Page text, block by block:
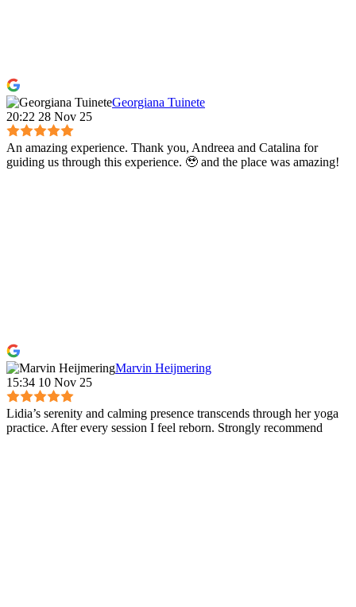
Georgiana Tuinete
20:22 28 Nov 25
An amazing experience. Thank you, Andreea and Catalina for
guiding us through this experience. 🥹 and the place was amazing!
Marvin Heijmering
15:34 10 Nov 25
Lidia’s serenity and calming presence transcends through her yoga
practice. After every session I feel reborn. Strongly recommend